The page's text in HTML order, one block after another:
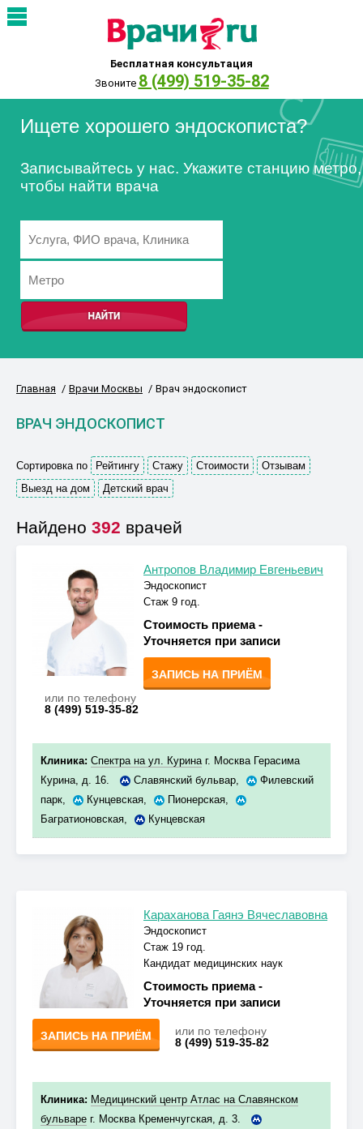
Бесплатная консультация
Звоните 8 (499) 519-35-82
Ищете хорошего эндоскописта?
Записывайтесь у нас. Укажите станцию метро,
чтобы найти врача
Главная Врачи Москвы Врач эндоскопист
ВРАЧ ЭНДОСКОПИСТ
Сортировка по Рейтингу Стажу Стоимости
Отзывам
Выезд на дом
Детский врач
Найдено 392 врачей
Антропов Владимир Евгеньевич
Эндоскопист
Стаж 9 год.
Стоимость приема -
Уточняется при записи
ЗАПИСЬ НА ПРИЁМ
или по телефону
8 (499) 519-35-82
Клиника: Спектра на ул. Куринаг. Москва Герасима
Курина, д. 16.
Славянский бульвар,
Филевский
парк, Кунцевская, Пионерская,
Багратионовская, Кунцевская
Караханова Гаянэ Вячеславовна
Эндоскопист
Стаж 19 год.
Кандидат медицинских наук
Стоимость приема -
Уточняется при записи
ЗАПИСЬ НА ПРИЁМ
или по телефону
8 (499) 519-35-82
Клиника: Медицинский центр Атлас на Славянском
бульваре г. Москва Кременчугская, д. 3.